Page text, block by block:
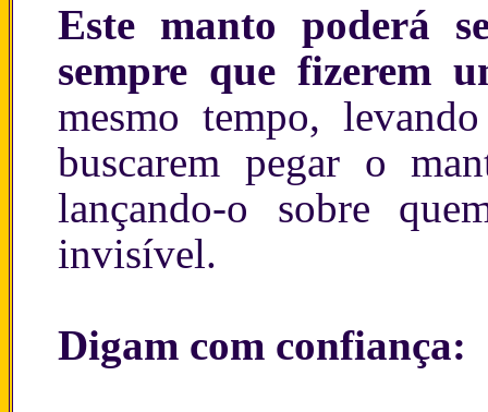
Este manto poderá
sempre que fizerem
mesmo tempo,
buscarem pegar o
lançando-o sobre
invisível.
Digam com confiança: